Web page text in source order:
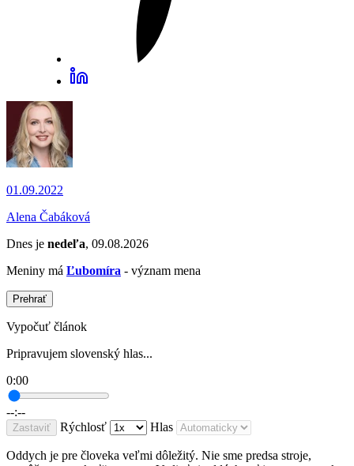
01.09.2022
Alena Čabáková
Dnes je nedeľa, 09.08.2026
Meniny má Ľubomíra - význam mena
Prehrať
Vypočuť článok
Pripravujem slovenský hlas...
0:00
--:--
Zastaviť Rýchlosť Hlas
Oddych je pre človeka veľmi dôležitý. Nie sme predsa stroje,